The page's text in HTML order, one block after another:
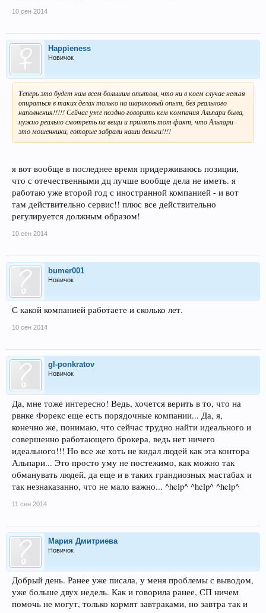
10 сен 2014
Happieness
Новичок
Теперь это будет нам всем большим опытом, что ни в коем случае нельзя
опираться в таких делах только на шариковый опыт, без реального
наполнения!!!!! Сейчас уже поздно говорить кем компания Альпари была,
нужно реально смотреть на вещи и принять тот факт, что Альпари -
это мошенники, еоторые забрали наши деньги!!!!
я вот вообще в последнее время придерживаюсь позиции,
что с отечественными дц лучше вообще дела не иметь. я
работаю уже второй год с иностранной компанией - и вот
там действительно сервис!! плюс все действительно
регулируется должным образом!
10 сен 2014
bumer001
Новичок
С какой компанией работаете и сколько лет.
10 сен 2014
gl-ponkratov
Новичок
Да, мне тоже интересно! Ведь, хочется верить в то, что на
рвнке Форекс еще есть порядочные компании... Да, я,
конечно же, понимаю, что сейчас трудно найти идеального и
совершенно работающего брокера, ведь нет ничего
идеального!!! Но все же хоть не кидал людей как эта контора
Альпари... Это просто уму не постежимо, как можно так
обманувать людей, да еще и в таких грандиозных мастабах и
так незнаказанно, что не мало важно... ^help^ ^help^ ^help^
11 сен 2014
Мария Дмитриева
Новичок
Добрый день. Ранее уже писала, у меня проблемы с выводом,
уже больше двух недель. Как и говорила ранее, СП ничем
помочь не могут, только кормят завтраками, но завтра так и